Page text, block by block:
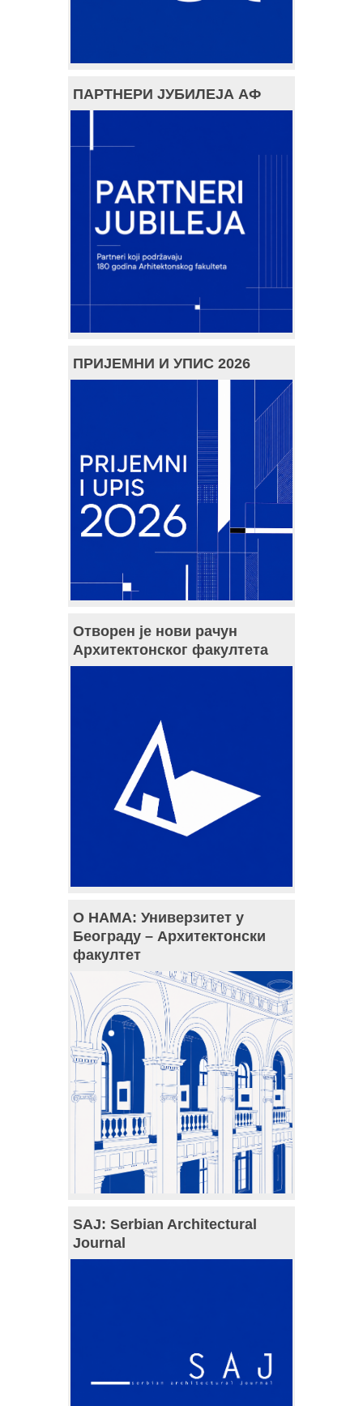
ПАРТНЕРИ ЈУБИЛЕЈА АФ
ПРИЈЕМНИ И УПИС 2026
Отворен је нови рачун
Архитектонског факултета
О НАМА: Универзитет у
Београду – Архитектонски
факултет
SAJ: Serbian Architectural
Journal